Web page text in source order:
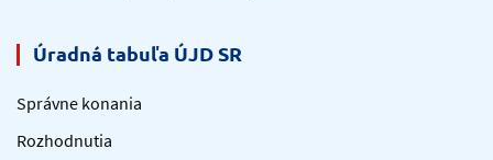
Úradná tabuľa ÚJD SR
Správne konania
Rozhodnutia